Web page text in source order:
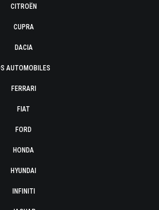
CITROËN
CUPRA
DACIA
AUTOMOBILES
FERRARI
FIAT
FORD
HONDA
HYUNDAI
INFINITI